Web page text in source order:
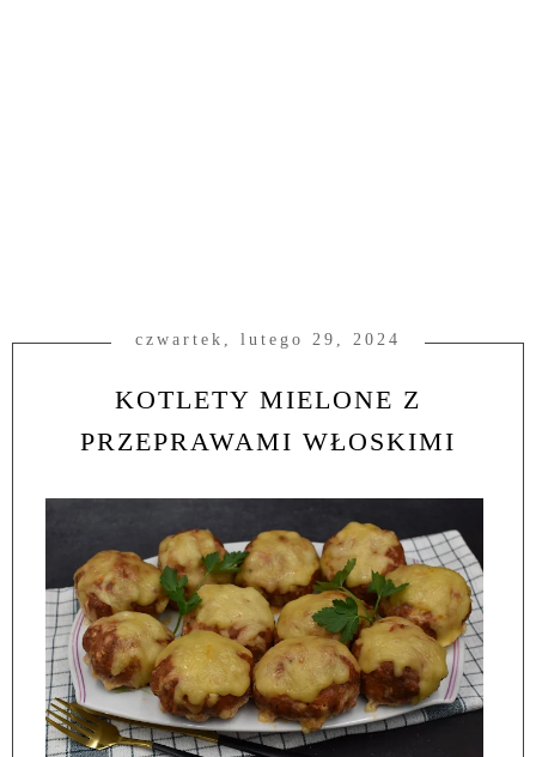
czwartek, lutego 29, 2024
KOTLETY MIELONE Z
PRZEPRAWAMI WŁOSKIMI